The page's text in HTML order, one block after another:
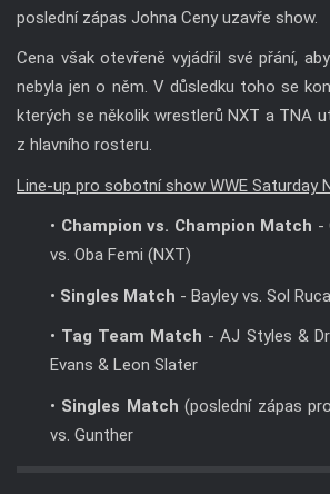
poslední zápas Johna Ceny uzavře show.
Cena však otevřeně vyjádřil své přání,
nebyla jen o něm. V důsledku toho se
kterých se několik wrestlerů NXT a TNA
z hlavního rosteru.
Line-up pro sobotní show WWE Saturday
• Champion vs. Champion Match -
vs. Oba Femi (NXT)
• Singles Match - Bayley vs. Sol Ruca
• Tag Team Match - AJ Styles &
Evans & Leon Slater
• Singles Match (poslední zápas
vs. Gunther